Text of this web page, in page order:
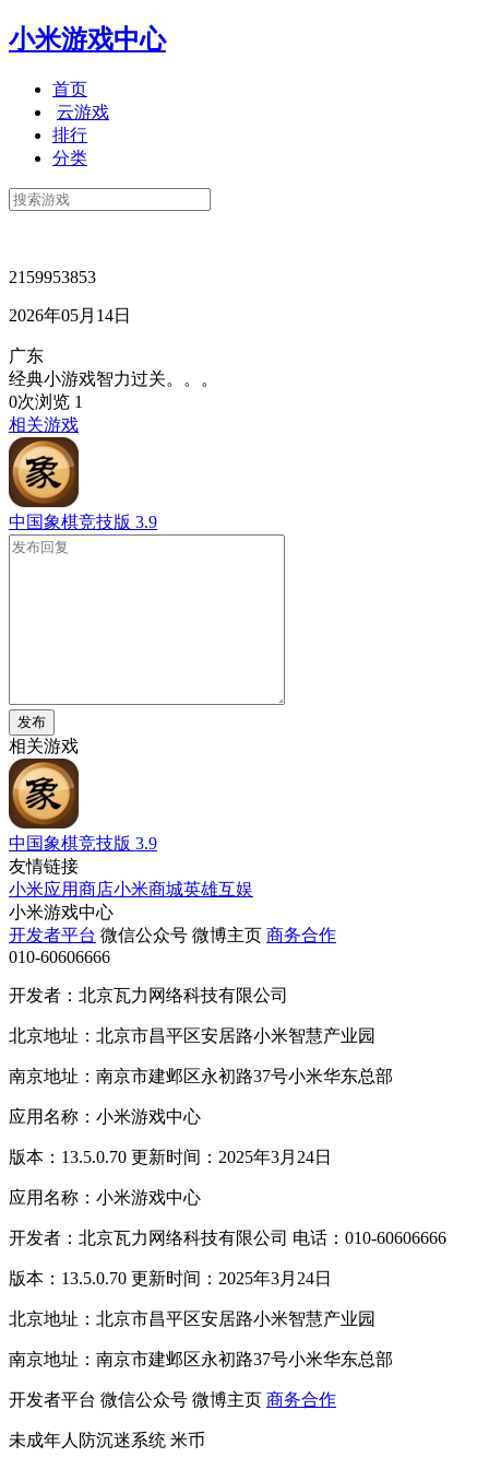
小米游戏中心
首页
云游戏
排行
分类
2159953853
2026年05月14日
广东
经典小游戏智力过关。。。
0次浏览 1
相关游戏
中国象棋竞技版 3.9
发布
相关游戏
中国象棋竞技版 3.9
友情链接
小米应用商店小米商城英雄互娱
小米游戏中心
开发者平台 微信公众号 微博主页 商务合作
010-60606666
开发者：北京瓦力网络科技有限公司
北京地址：北京市昌平区安居路小米智慧产业园
南京地址：南京市建邺区永初路37号小米华东总部
应用名称：小米游戏中心
版本：13.5.0.70 更新时间：2025年3月24日
应用名称：小米游戏中心
开发者：北京瓦力网络科技有限公司 电话：010-60606666
版本：13.5.0.70 更新时间：2025年3月24日
北京地址：北京市昌平区安居路小米智慧产业园
南京地址：南京市建邺区永初路37号小米华东总部
开发者平台 微信公众号 微博主页 商务合作
未成年人防沉迷系统 米币